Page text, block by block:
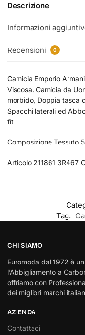
Descrizione
Informazioni
Recensioni 0
Camicia Emporio
Viscosa. Camicia da
morbido, Doppia tasca
Spacchi laterali ed
fit
Composizione Tessuto
Articolo 211861 3R467
Tag:
CHI SIAMO
Euromoda dal 1972 è
l’Abbigliamento a
offriamo con
dei migliori marchi
AZIENDA
Contattaci